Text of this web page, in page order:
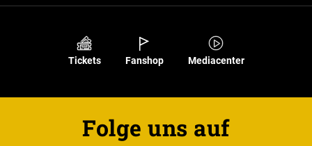
Tickets Fanshop Mediacenter
Folge uns auf